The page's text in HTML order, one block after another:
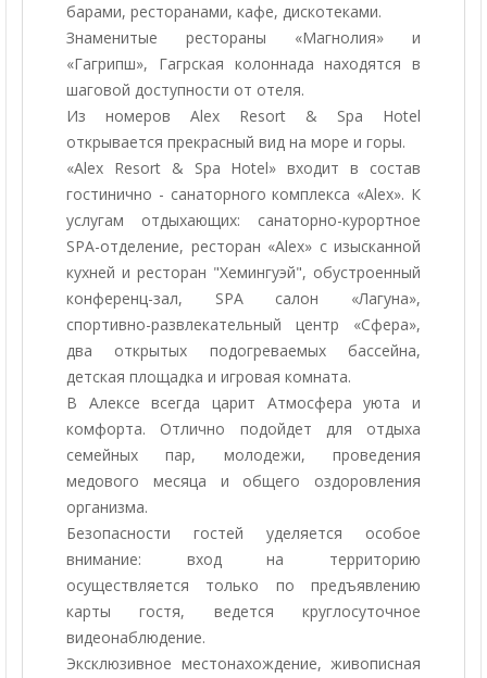
барами, ресторанами, кафе, дискотеками.
Знаменитые рестораны «Магнолия» и
«Гагрипш», Гагрская колоннада находятся в
шаговой доступности от отеля.
Из номеров Alex Resort & Spa Hotel
открывается прекрасный вид на море и горы.
«Alex Resort & Spa Hotel» входит в состав
гостинично - санаторного комплекса «Alex». К
услугам отдыхающих: санаторно-курортное
SPA-отделение, ресторан «Alex» с изысканной
кухней и ресторан "Хемингуэй", обустроенный
конференц-зал, SPA салон «Лагуна»,
спортивно-развлекательный центр «Сфера»,
два открытых подогреваемых бассейна,
детская площадка и игровая комната.
В Алексе всегда царит Атмосфера уюта и
комфорта. Отлично подойдет для отдыха
семейных пар, молодежи, проведения
медового месяца и общего оздоровления
организма.
Безопасности гостей уделяется особое
внимание: вход на территорию
осуществляется только по предъявлению
карты гостя, ведется круглосуточное
видеонаблюдение.
Эксклюзивное местонахождение, живописная